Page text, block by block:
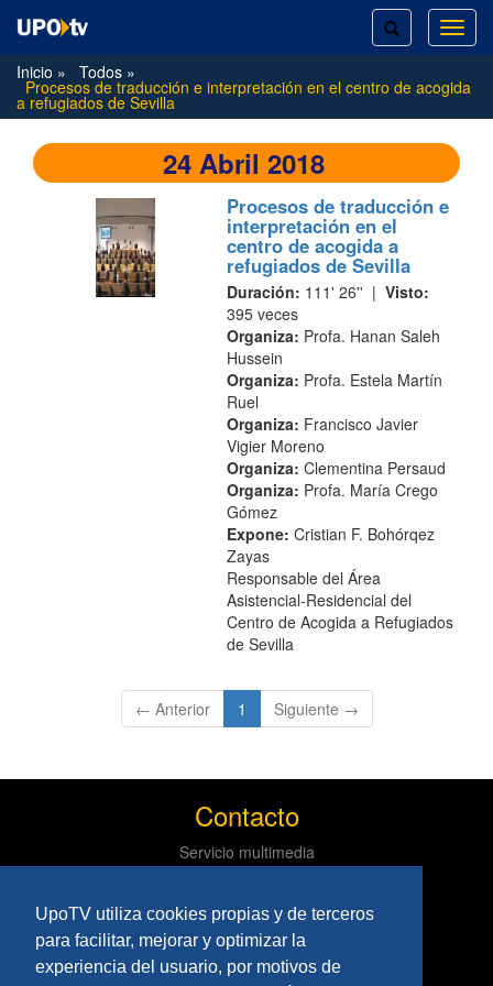
UpoTV utiliza cookies propias y de terceros
para facilitar, mejorar y optimizar la
experiencia del usuario, por motivos de
TOGGLE
SEARCH
Inicio
Todos
Procesos de traducción e interpretación en el centro de acogida
a refugiados de Sevilla
24 Abril 2018
Procesos de traducción e
interpretación en el
centro de acogida a
refugiados de Sevilla
Duración: 111' 26'' | Visto:
395 veces
Organiza: Profa. Hanan Saleh
Hussein
Organiza: Profa. Estela Martín
Ruel
Organiza: Francisco Javier
Vigier Moreno
Organiza: Clementina Persaud
Organiza: Profa. María Crego
Gómez
Expone: Cristian F. Bohórqez
Zayas
Responsable del Área
Asistencial-Residencial del
Centro de Acogida a Refugiados
de Sevilla
← Anterior 1 (current)
Siguiente →
Contacto
Servicio multimedia
Políticas
Aviso Legal